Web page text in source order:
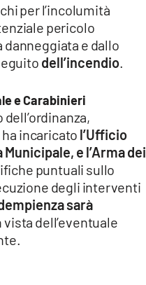
per l’incolumità
pericolo
e dallo
dell’incendio.
e Carabinieri
incaricato l’Ufficio
e l’Arma dei
puntuali sullo
degli interventi
sarà
vista dell’eventuale